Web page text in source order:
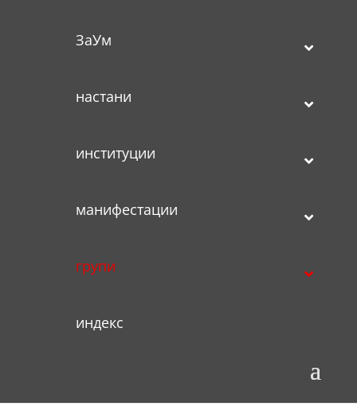
ЗаУм
настани
институции
манифестации
групи
индекс